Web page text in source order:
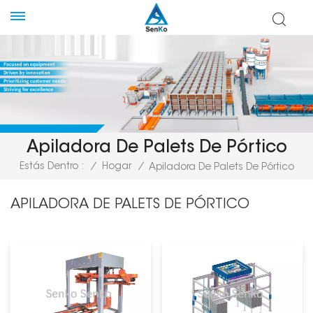
Apiladora De Palets De Pórtico
Estás Dentro : / Hogar / Apiladora De Palets De Pórtico
APILADORA DE PALETS DE PÓRTICO